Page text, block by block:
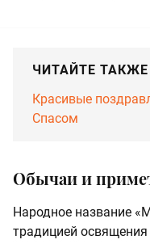
ЧИТАЙТЕ ТАКЖЕ
Красивые
Спасом
Обычаи и
Народное название
традицией